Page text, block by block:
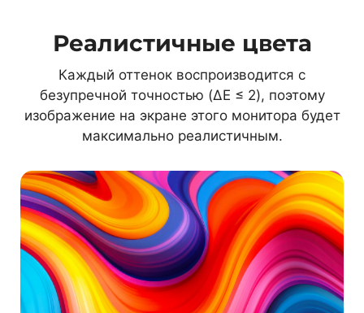
Реалистичные цвета
Каждый оттенок воспроизводится с
безупречной точностью (ΔE ≤ 2), поэтому
изображение на экране этого монитора будет
максимально реалистичным.